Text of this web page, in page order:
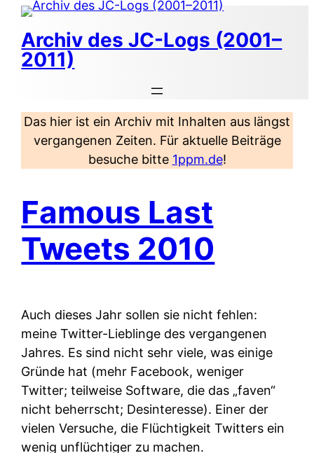
Zum
Inhalt
springen
Archiv des JC-Logs (2001–
2011)
Das hier ist ein Archiv mit Inhalten aus längst
vergangenen Zeiten. Für aktuelle Beiträge
besuche bitte 1ppm.de!
Famous Last
Tweets 2010
Auch dieses Jahr sollen sie nicht fehlen:
meine Twitter-Lieblinge des vergangenen
Jahres. Es sind nicht sehr viele, was einige
Gründe hat (mehr Facebook, weniger
Twitter; teilweise Software, die das „faven“
nicht beherrscht; Desinteresse). Einer der
vielen Versuche, die Flüchtigkeit Twitters ein
wenig unflüchtiger zu machen.